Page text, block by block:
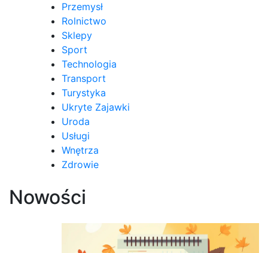
Przemysł
Rolnictwo
Sklepy
Sport
Technologia
Transport
Turystyka
Ukryte Zajawki
Uroda
Usługi
Wnętrza
Zdrowie
Nowości